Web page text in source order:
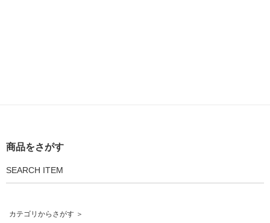
商品をさがす
SEARCH ITEM
カテゴリからさがす ＞